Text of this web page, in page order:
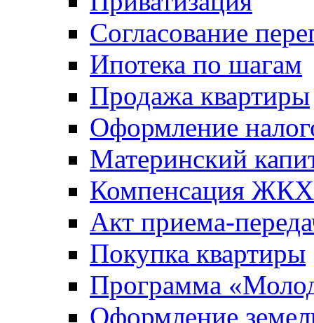
Согласование
Ипотека по шагам
Продажа квартиры
Оформление
Материнский
Компенсация ЖКХ
Акт приема-
Покупка квартиры
Программа
Оформление